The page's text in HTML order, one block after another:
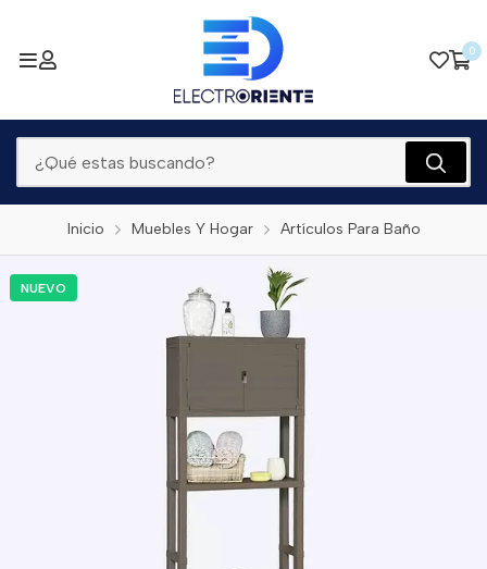
0
Inicio Muebles Y Hogar Artículos Para Baño
NUEVO